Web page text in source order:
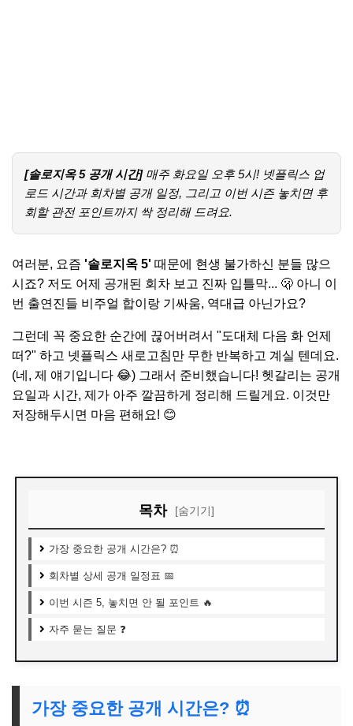
[솔로지옥 5 공개 시간]매주 화요일 오후 5시! 넷플릭스 업
로드 시간과 회차별 공개 일정, 그리고 이번 시즌 놓치면 후
회할 관전 포인트까지 싹 정리해 드려요.
여러분, 요즘 '솔로지옥 5' 때문에 현생 불가하신 분들 많으
시죠? 저도 어제 공개된 회차 보고 진짜 입틀막... 🫢 아니 이
번 출연진들 비주얼 합이랑 기싸움, 역대급 아닌가요?
그런데 꼭 중요한 순간에 끊어버려서 "도대체 다음 화 언제
떠?" 하고 넷플릭스 새로고침만 무한 반복하고 계실 텐데요.
(네, 제 얘기입니다 😂) 그래서 준비했습니다! 헷갈리는 공개
요일과 시간, 제가 아주 깔끔하게 정리해 드릴게요. 이것만
저장해두시면 마음 편해요! 😊
목차 [숨기기]
가장 중요한 공개 시간은? ⏰
회차별 상세 공개 일정표 📅
이번 시즌 5, 놓치면 안 될 포인트 🔥
자주 묻는 질문 ❓
가장 중요한 공개 시간은? ⏰